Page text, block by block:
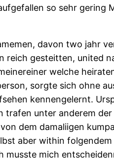
so sehr gering
davon two jahr
reich gesteitten, united
welche
sorgte sich ohne
kennengelernt.
unter anderem
dem damaliigen
aber within
mich